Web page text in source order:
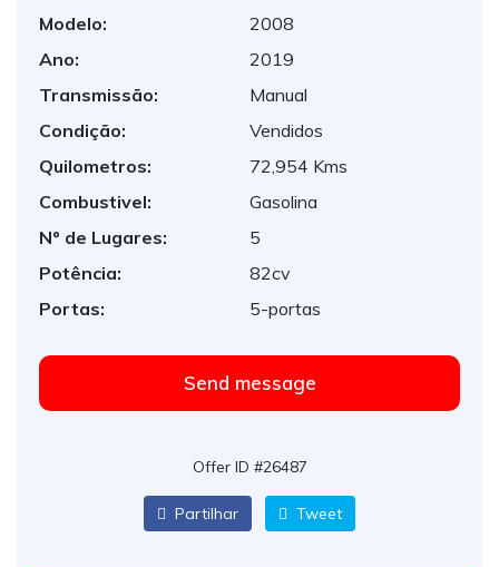
Modelo:
2008
Ano:
2019
Transmissão:
Manual
Condição:
Vendidos
Quilometros:
72,954 Kms
Combustivel:
Gasolina
Nº de Lugares:
5
Potência:
82cv
Portas:
5-portas
Send message
Offer ID #26487
Partilhar Tweet